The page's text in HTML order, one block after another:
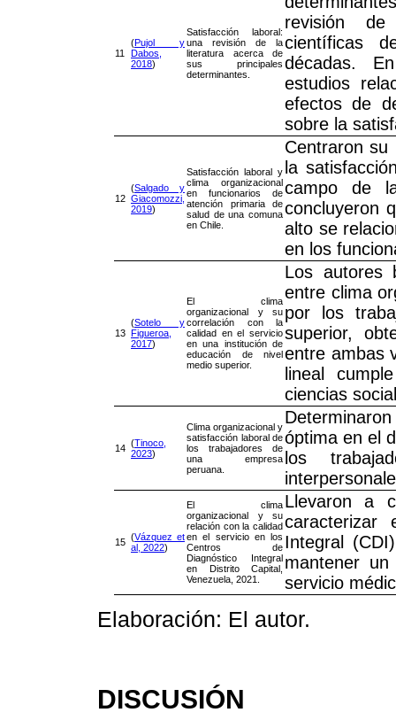
11
(Pujol y
Dabos,
2018)
Satisfacción laboral:
una revisión de la
literatura acerca de
sus principales
determinantes.
revisión de
científicas
décadas.
estudios
efectos de
sobre la
12
(Salgado y
Giacomozzi,
2019)
Satisfacción laboral y
clima organizacional
en funcionarios de
atención primaria de
salud de una comuna
en Chile.
Centraron su
la
campo de
concluyeron
alto se
en los
13
(Sotelo y
Figueroa,
2017)
El clima
organizacional y su
correlación con la
calidad en el servicio
en una institución de
educación de nivel
medio superior.
Los autores
entre clima
por los
superior,
entre ambas
lineal
ciencias
14 (Tinoco,
2023)
Clima organizacional y
satisfacción laboral de
los trabajadores de
una empresa
peruana.
óptima en el
los
15 (Vázquez et
al, 2022)
El clima
organizacional y su
relación con la calidad
en el servicio en los
Centros de
Diagnóstico Integral
en Distrito Capital,
Venezuela, 2021.
Llevaron a
caracterizar
Integral
mantener
servicio
Elaboración: El autor.
DISCUSIÓN